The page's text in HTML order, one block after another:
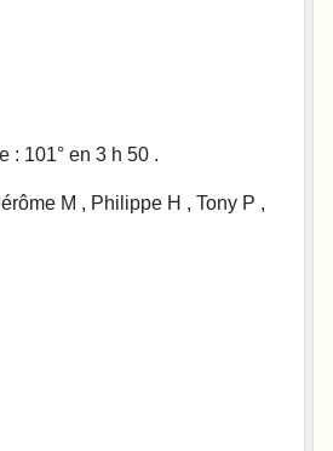
: 101° en 3 h 50 .
M , Philippe H , Tony P ,